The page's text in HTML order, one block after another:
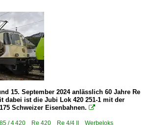
15. September 2024 anlässlich 60 Jahre Re
dabei ist die Jubi Lok 420 251-1 mit der
Schweizer Eisenbahnen. 
85 / 4 420 Re 420 Re 4/4 II Werbeloks